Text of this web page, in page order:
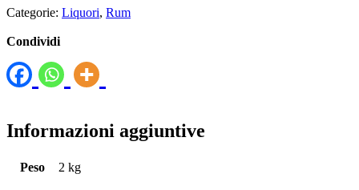
Categorie: Liquori, Rum
Condividi
Informazioni aggiuntive
Peso 2 kg